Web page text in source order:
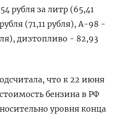
рубля за литр (65,41
(71,11 рубля), А-98 -
дизтопливо - 82,93
что к 22 июня
бензина в РФ
уровня конца